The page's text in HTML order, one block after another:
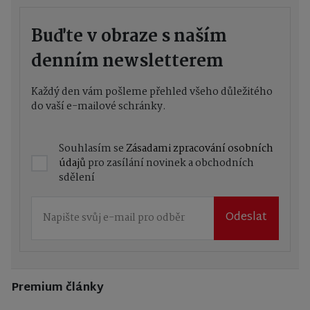
Buďte v obraze s naším
denním newsletterem
Každý den vám pošleme přehled všeho důležitého
do vaší e-mailové schránky.
Souhlasím seZásadami zpracování osobních
údajů pro zasílání novinek a obchodních
sdělení
Odeslat
Premium články